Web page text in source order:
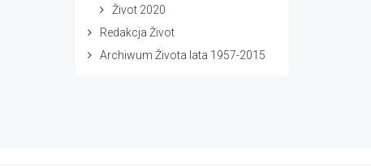
Život 2020
Redakcja Život
Archiwum Života lata 1957-2015